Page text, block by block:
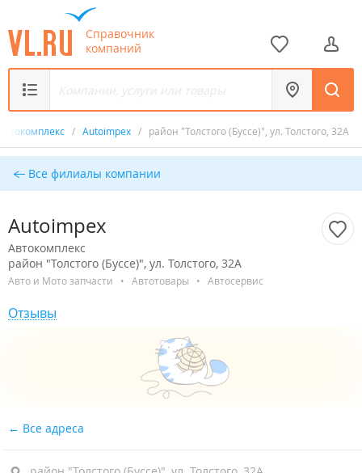
Справочник
компаний
/ Autoimpex / район "Толстого (Буссе)", ул. Толстого, 32А
Все филиалы компании
Autoimpex
Автокомплекс
район "Толстого (Буссе)", ул. Толстого, 32А
Авто и Мото запчасти • Автотовары • Автосервис
Отзывы
Все адреса